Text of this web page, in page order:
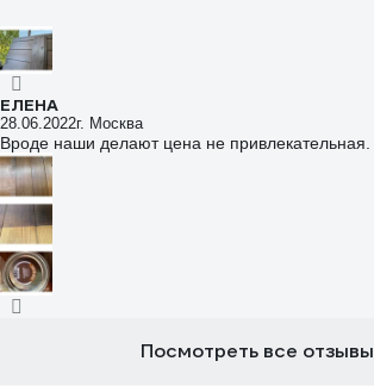
ЕЛЕНА
28.06.2022г. Москва
Вроде наши делают цена не привлекательная.
Посмотреть все отзывы